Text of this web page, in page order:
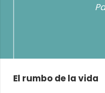
El rumbo de la vida